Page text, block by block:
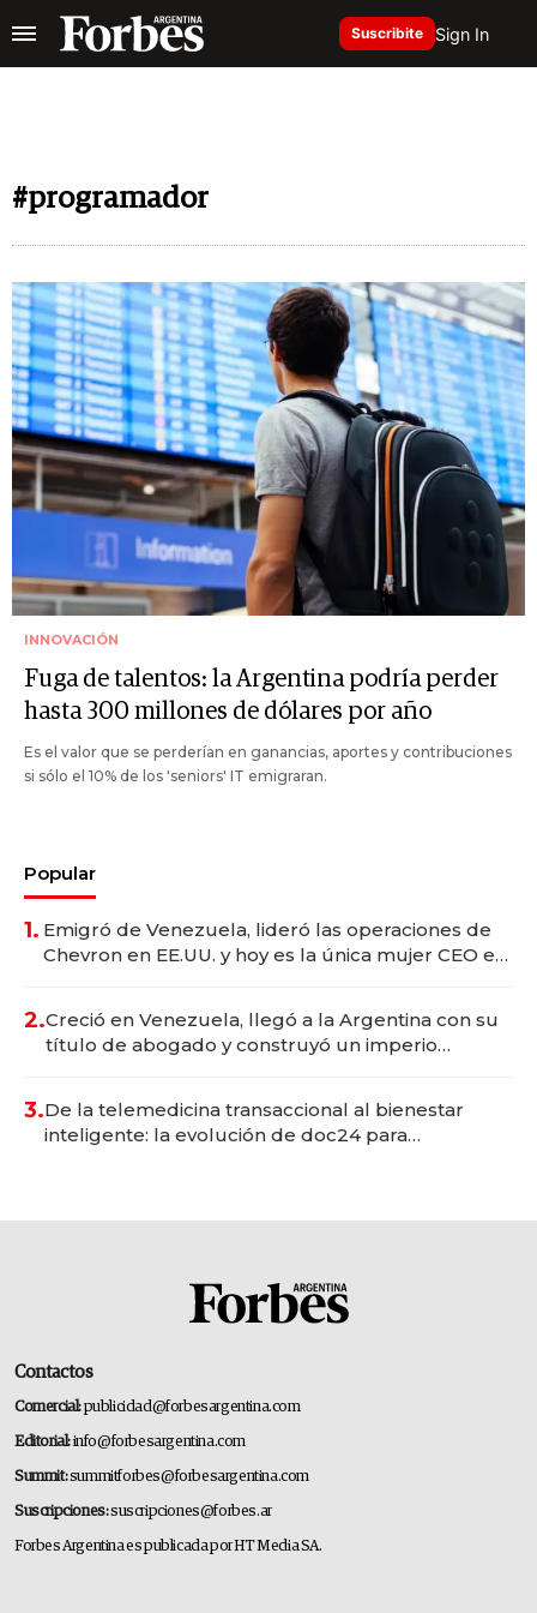
Suscribite Sign In
#programador
INNOVACIÓN
Fuga de talentos: la Argentina podría perder
hasta 300 millones de dólares por año
Es el valor que se perderían en ganancias, aportes y contribuciones
si sólo el 10% de los 'seniors' IT emigraran.
Popular
1. Emigró de Venezuela, lideró las operaciones de
Chevron en EE.UU. y hoy es la única mujer CEO en
2.Creció en Venezuela, llegó a la Argentina con su
título de abogado y construyó un imperio
3.De la telemedicina transaccional al bienestar
inteligente: la evolución de doc24 para
Contactos
Comercial:publicidad@forbesargentina.com
Editorial:info@forbesargentina.com
Summit:summitforbes@forbesargentina.com
Suscripciones:suscripciones@forbes.ar
Forbes Argentina es publicada por HT Media SA.